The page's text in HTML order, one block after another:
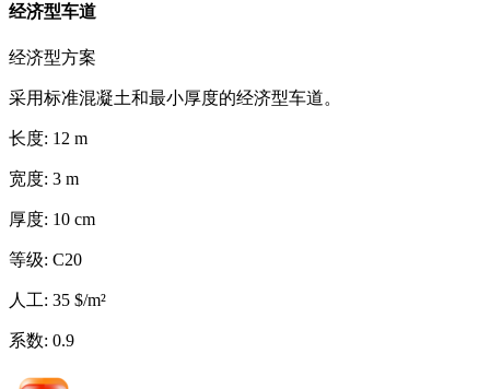
经济型车道
经济型方案
采用标准混凝土和最小厚度的经济型车道。
长度: 12 m
宽度: 3 m
厚度: 10 cm
等级: C20
人工: 35 $/m²
系数: 0.9